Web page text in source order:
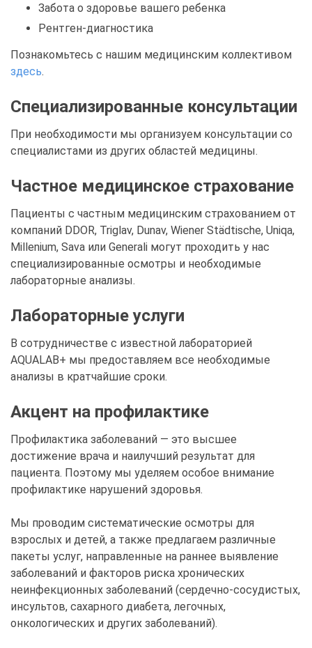
Забота о здоровье вашего ребенка
Рентген-диагностика
Познакомьтесь с нашим медицинским коллективом
здесь.
Специализированные консультации
При необходимости мы организуем консультации со
специалистами из других областей медицины.
Частное медицинское страхование
Пациенты с частным медицинским страхованием от
компаний DDOR, Triglav, Dunav, Wiener Städtische, Uniqa,
Millenium, Sava или Generali могут проходить у нас
специализированные осмотры и необходимые
лабораторные анализы.
Лабораторные услуги
В сотрудничестве с известной лабораторией
AQUALAB+ мы предоставляем все необходимые
анализы в кратчайшие сроки.
Акцент на профилактике
Профилактика заболеваний — это высшее
достижение врача и наилучший результат для
пациента. Поэтому мы уделяем особое внимание
профилактике нарушений здоровья.
Мы проводим систематические осмотры для
взрослых и детей, а также предлагаем различные
пакеты услуг, направленные на раннее выявление
заболеваний и факторов риска хронических
неинфекционных заболеваний (сердечно-сосудистых,
инсультов, сахарного диабета, легочных,
онкологических и других заболеваний).